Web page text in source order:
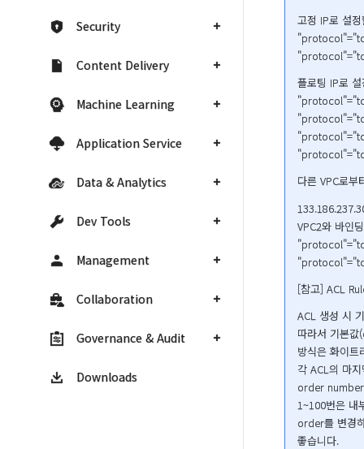
Security
Content Delivery
Machine Learning
Application Service
Data & Analytics
Dev Tools
Management
Collaboration
Governance & Audit
Downloads
고정 IP로 설
플로팅 IP로
다른 VPC로부
VPC2와 바인
[참고] ACL
ACL 생성 시
따라서 기본
방식은 화이트
각 ACL의 마
order number
1~100번은 내
order를 변경
좋습니다.